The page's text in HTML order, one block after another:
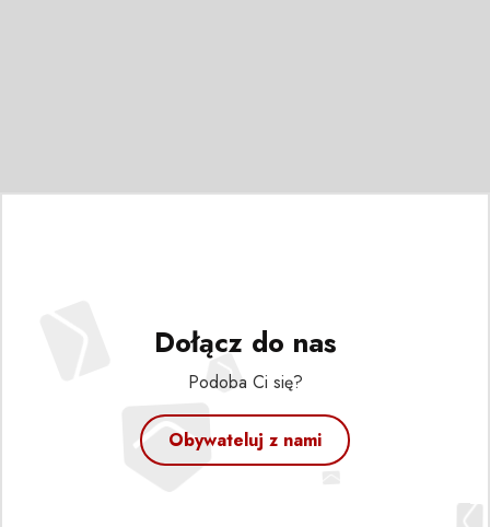
Dołącz do nas
Podoba Ci się?
Obywateluj z nami